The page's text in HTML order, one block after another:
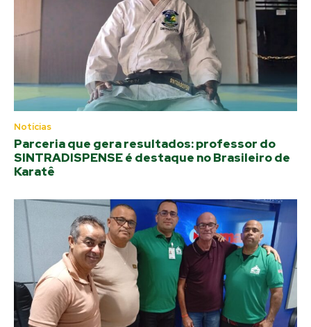
Notícias
Parceria que gera resultados: professor do
SINTRADISPENSE é destaque no Brasileiro de
Karatê